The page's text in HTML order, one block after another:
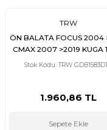
TRW
ÖN BALATA FOCUS 2004
CMAX 2007 >2019 KUGA
TRANSIT TOURNEO
C30 2006-2012 MAZDA 3
Stok Kodu: TRW
1.960,86 TL
Sepete Ekle